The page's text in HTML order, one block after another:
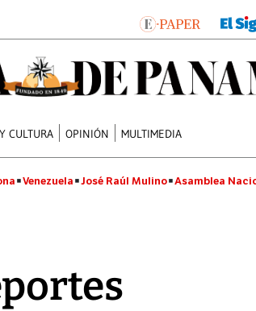
CULTURA OPINIÓN MULTIMEDIA
Venezuela José Raúl Mulino Asamblea